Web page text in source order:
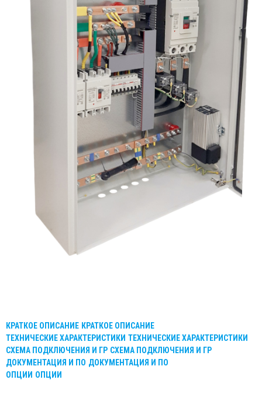
КРАТКОЕ ОПИСАНИЕ КРАТКОЕ ОПИСАНИЕ
ТЕХНИЧЕСКИЕ ХАРАКТЕРИСТИКИ ТЕХНИЧЕСКИЕ ХАРАКТЕРИСТИКИ
СХЕМА ПОДКЛЮЧЕНИЯ И ГР СХЕМА ПОДКЛЮЧЕНИЯ И ГР
ДОКУМЕНТАЦИЯ И ПО ДОКУМЕНТАЦИЯ И ПО
ОПЦИИ ОПЦИИ